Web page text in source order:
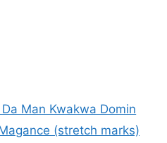
Man Kwakwa Domin
(stretch marks)